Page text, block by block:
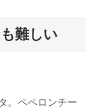
難しい
。ペペロンチー